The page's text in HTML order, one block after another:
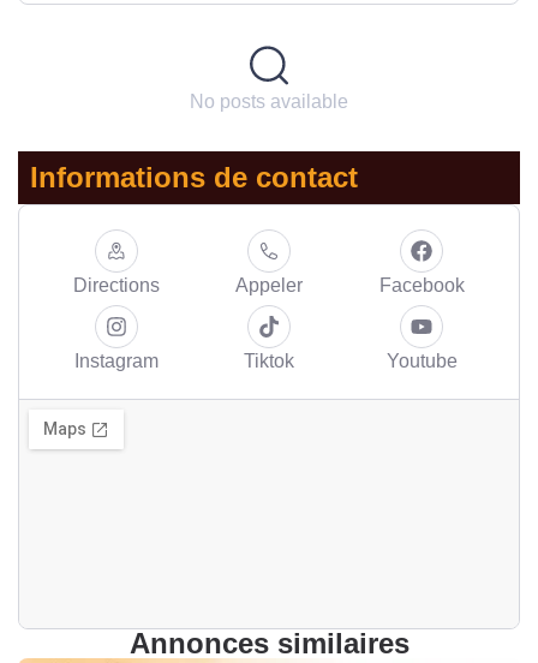
No posts available
Informations de contact
Directions Appeler Facebook
Instagram Tiktok Youtube
Annonces similaires